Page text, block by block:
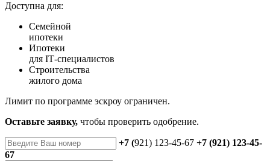
Доступна для:
Семейной
ипотеки
Ипотеки
для IT‑специалистов
Строительства
жилого дома
Лимит по программе эскроу ограничен.
Оставьте заявку, чтобы проверить одобрение.
+7 (921) 123-45-67 +7 (921) 123-45-
67